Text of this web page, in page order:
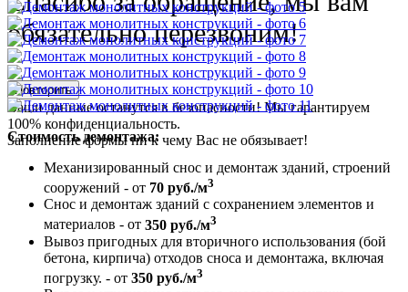
обязательно перезвоним!
Повторить
Ваши данные останутся в безопасности! Мы гарантируем
100% конфиденциальность.
Заполнение формы ни к чему Вас не обязывает!
Стоимость демонтажа:
Механизированный снос и демонтаж зданий, строений
сооружений - от 70 руб./м3
Снос и демонтаж зданий с сохранением элементов и
материалов - от 350 руб./м3
Вывоз пригодных для вторичного использования (бой
бетона, кирпича) отходов сноса и демонтажа, включая
погрузку. - от 350 руб./м3